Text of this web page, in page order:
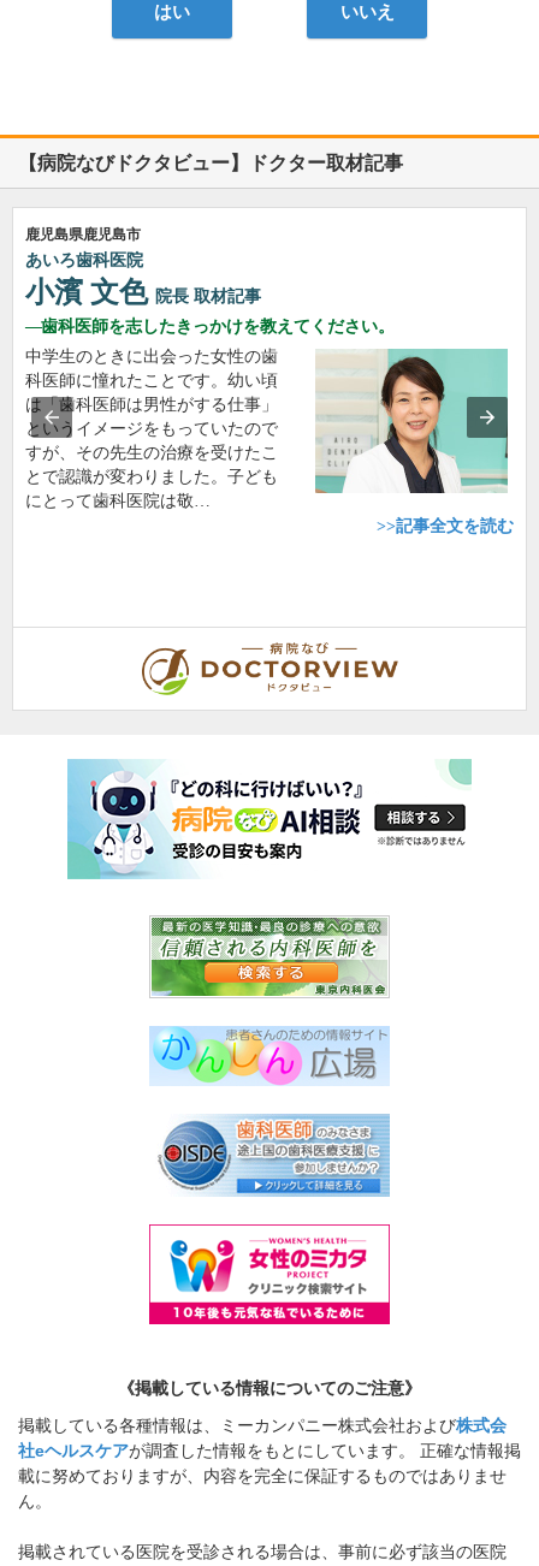
はい いいえ
【病院なびドクタビュー】ドクター取材記事
鹿児島県鹿児島市
あいろ歯科医院
小濱 文色 院長 取材記事
歯科医師を志したきっかけを教えてください。
中学生のときに出会った女性の歯
科医師に憧れたことです。幼い頃
は「歯科医師は男性がする仕事」
というイメージをもっていたので
すが、その先生の治療を受けたこ
とで認識が変わりました。子ども
にとって歯科医院は敬…
>>記事全文を読む
《掲載している情報についてのご注意》
掲載している各種情報は、ミーカンパニー株式会社および株式会
社eヘルスケアが調査した情報をもとにしています。 正確な情報掲
載に努めておりますが、内容を完全に保証するものではありませ
ん。
掲載されている医院を受診される場合は、事前に必ず該当の医院